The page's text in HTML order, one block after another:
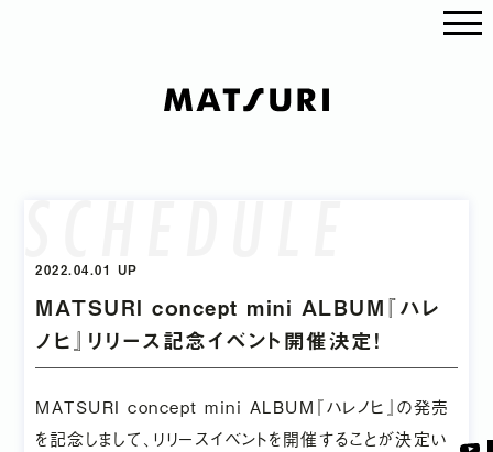
2022.04.01 UP
MATSURI concept mini ALBUM『ハレ
ノヒ』リリース記念イベント開催決定！
MATSURI concept mini ALBUM『ハレノヒ』の発売
を記念しまして、リリースイベントを開催することが決定い